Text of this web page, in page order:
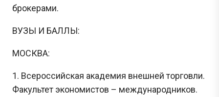
брокерами.
ВУЗЫ И БАЛЛЫ:
МОСКВА:
1. Всероссийская академия внешней торговли.
Факультет экономистов – международников.